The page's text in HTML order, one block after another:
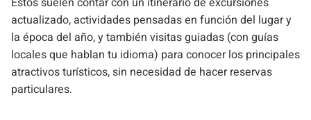
actualizado, actividades pensadas en función del lugar y
la época del año, y también visitas guiadas (con guías
locales que hablan tu idioma) para conocer los principales
atractivos turísticos, sin necesidad de hacer reservas
particulares.